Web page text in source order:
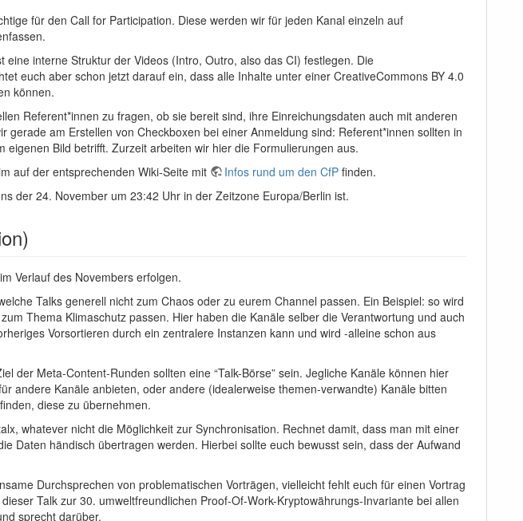
für den Call for Participation. Diese werden wir für jeden Kanal einzeln auf
interne Struktur der Videos (Intro, Outro, also das CI) festlegen. Die
euch aber schon jetzt darauf ein, dass alle Inhalte unter einer CreativeCommons BY 4.0
können.
Referent*innen zu fragen, ob sie bereit sind, ihre Einreichungsdaten auch mit anderen
gerade am Erstellen von Checkboxen bei einer Anmeldung sind: Referent*innen sollten in
Bild betrifft. Zurzeit arbeiten wir hier die Formulierungen aus.
auf der entsprechenden Wiki-Seite mit
Infos rund um den CfP finden.
der 24. November um 23:42 Uhr in der Zeitzone Europa/Berlin ist.
Verlauf des Novembers erfolgen.
Talks generell nicht zum Chaos oder zu eurem Channel passen. Ein Beispiel: so wird
Thema Klimaschutz passen. Hier haben die Kanäle selber die Verantwortung und auch
Vorsortieren durch ein zentralere Instanzen kann und wird -alleine schon aus
der Meta-Content-Runden sollten eine “Talk-Börse” sein. Jegliche Kanäle können hier
andere Kanäle anbieten, oder andere (idealerweise themen-verwandte) Kanäle bitten
diese zu übernehmen.
whatever nicht die Möglichkeit zur Synchronisation. Rechnet damit, dass man mit einer
Daten händisch übertragen werden. Hierbei sollte euch bewusst sein, dass der Aufwand
Durchsprechen von problematischen Vorträgen, vielleicht fehlt euch für einen Vortrag
Talk zur 30. umweltfreundlichen Proof-Of-Work-Kryptowährungs-Invariante bei allen
sprecht darüber.